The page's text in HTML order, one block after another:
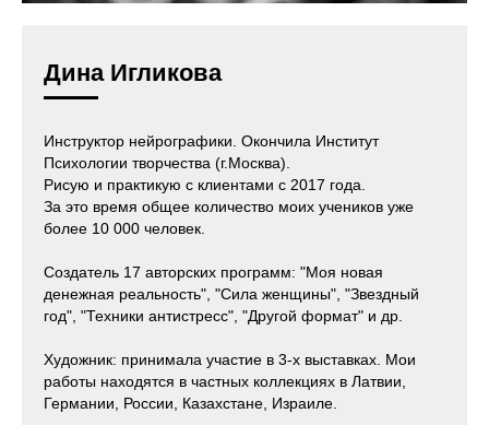
Дина Игликова
Инструктор нейрографики. Окончила Институт
Психологии творчества (г.Москва).
Рисую и практикую с клиентами с 2017 года.
За это время общее количество моих учеников уже
более 10 000 человек.
Создатель 17 авторских программ: "Моя новая
денежная реальность", "Сила женщины", "Звездный
год", "Техники антистресс", "Другой формат" и др.
Художник: принимала участие в 3-х выставках. Мои
работы находятся в частных коллекциях в Латвии,
Германии, России, Казахстане, Израиле.